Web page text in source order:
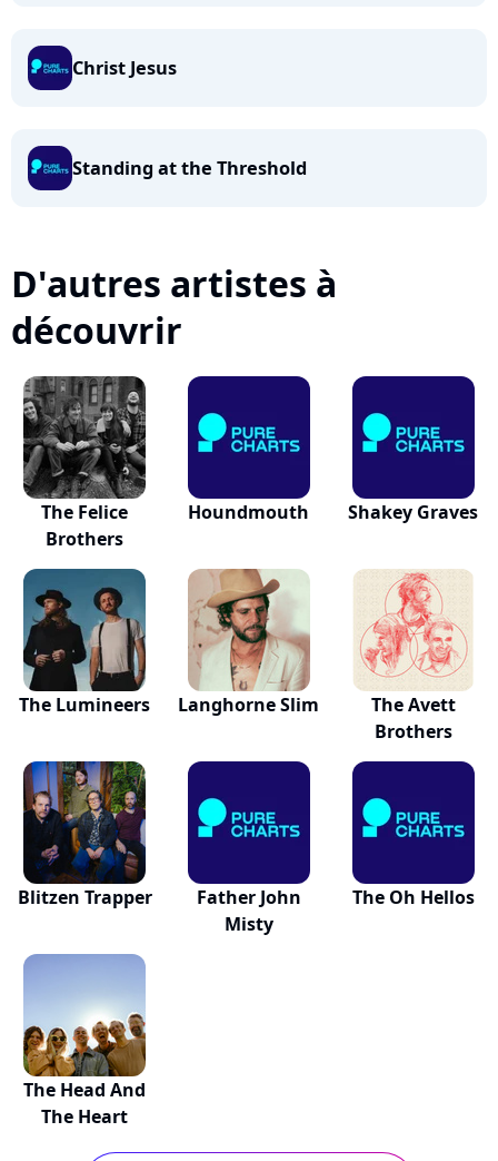
Christ Jesus
Standing at the Threshold
D'autres artistes à
découvrir
The Felice
Brothers
Houndmouth Shakey Graves
The Lumineers Langhorne Slim
The Avett
Brothers
Blitzen Trapper
Father John
Misty
The Oh Hellos
The Head And
The Heart